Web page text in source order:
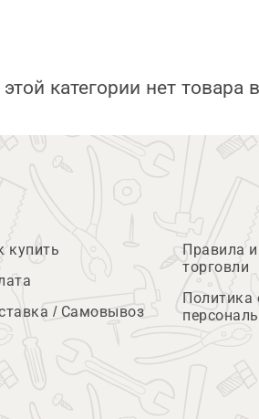
категории нет товара
купить
/ Самовывоз
Правила
торговли
Политика